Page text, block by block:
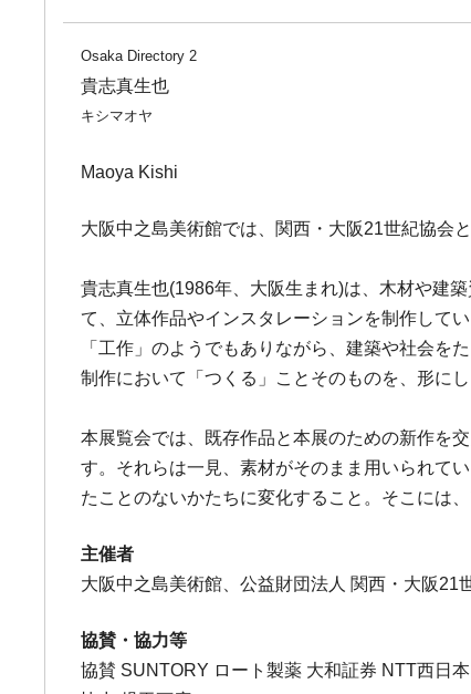
Osaka Directory 2
貴志真生也
キシマオヤ
Maoya Kishi
大阪中之島美術館では、関西・大阪21世紀協会
貴志真生也(1986年、大阪生まれ)は、木材や建
て、立体作品やインスタレーションを制作して
「工作」のようでもありながら、建築や社会を
制作において「つくる」ことそのものを、形に
本展覧会では、既存作品と本展のための新作を
す。それらは一見、素材がそのまま用いられて
たことのないかたちに変化すること。そこには
主催者
大阪中之島美術館、公益財団法人 関西・大阪21
協賛・協力等
協賛 SUNTORY ロート製薬 大和証券 NTT西日